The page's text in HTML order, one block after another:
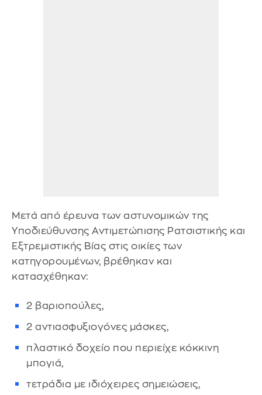
Μετά από έρευνα των αστυνομικών της
Υποδιεύθυνσης Αντιμετώπισης Ρατσιστικής και
Εξτρεμιστικής Βίας στις οικίες των
κατηγορουμένων, βρέθηκαν και
κατασχέθηκαν:
2 βαριοπούλες,
2 αντιασφυξιογόνες μάσκες,
πλαστικό δοχείο που περιείχε κόκκινη
μπογιά,
τετράδια με ιδιόχειρες σημειώσεις,